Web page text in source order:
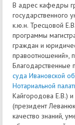
В адрес кафедры
государственного
к.ю.н. Тресцовой
программы
граждан и
правоотношений»,
Благодарственные
суда Ивановской
Нотариальной
Кайгородова Е.В.) и
(президент
качество знаний,